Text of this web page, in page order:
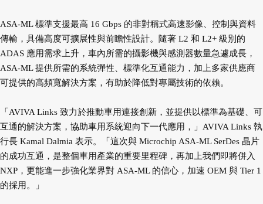
ASA-ML 標準支援最高 16 Gbps 的非對稱式高速影像、控制與資料
傳輸，具備高度可擴展性與前瞻性設計。隨著 L2 和 L2+ 級別的
ADAS 應用需求上升，車內所需的攝影機與感測器數量急遽成長，
ASA-ML 提供所需的系統彈性、標準化互通能力，加上多家供應商
可提供的高頻寬解決方案，有助於降低對專屬技術的依賴。
「AVIVA Links 致力於推動車用連接創新，並提供以標準為基礎、可
互通的解決方案，協助車用系統迎向下一代應用，」AVIVA Links 執
行長 Kamal Dalmia 表示。「這次與 Microchip ASA-ML SerDes 晶片
的成功互通，是整個車用產業的重要里程碑，再加上我們即將併入
NXP，更能進一步強化業界對 ASA-ML 的信心，加速 OEM 與 Tier 1
的採用。」